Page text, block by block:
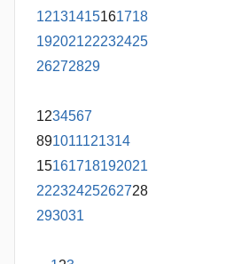
12131415161718
19202122232425
26272829
1234567
891011121314
15161718192021
22232425262728
293031